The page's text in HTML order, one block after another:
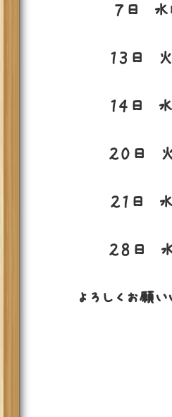
７日 水
１３日
１４日
２０日
２１日
２８日
よろしくお願い